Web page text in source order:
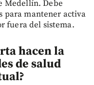
Medellín. Debe
para mantener activa
fuera del sistema.
hacen la
de salud